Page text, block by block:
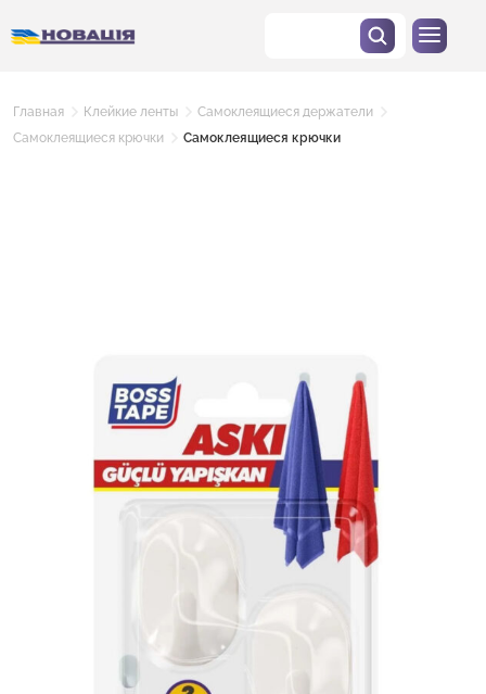
Главная Клейкие ленты
Самоклеящиеся держатели
Самоклеящиеся крючки
Самоклеящиеся крючки